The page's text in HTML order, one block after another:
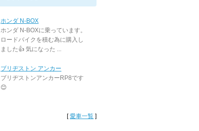
ホンダ N-BOX
ホンダ N-BOXに乗っています。
ロードバイクを積む為に購入し
ました👍 気になった ...
ブリヂストン アンカー
ブリヂストンアンカーRP8です
😊
[愛車一覧 ]